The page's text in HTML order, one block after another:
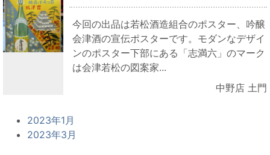
今回の出品は若松酒造組合のポスター、吟醸
会津酒の宣伝ポスターです。モダンなデザイ
ンのポスター下部にある「志満六」のマーク
は会津若松の図案家...
中野店 土門
2023年1月
2023年3月